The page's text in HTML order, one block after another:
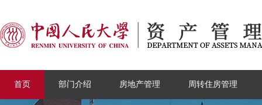
首页 部门介绍 房地产管理 周转住房管理